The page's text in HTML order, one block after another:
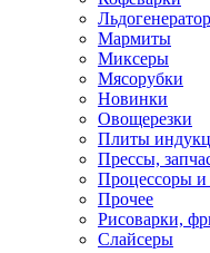
Мармиты
Миксеры
Мясорубки
Новинки
Овощерезки
Плиты
Прессы,
Процессоры и
Прочее
Рисоварки,
Слайсеры